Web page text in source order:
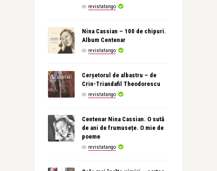
de revistatango
Nina Cassian – 100 de chipuri.
Album Centenar
de revistatango
Cerșetorul de albastru – de
Crin-Triandafil Theodorescu
de revistatango
Centenar Nina Cassian. O sută
de ani de frumusețe. O mie de
poeme
de revistatango